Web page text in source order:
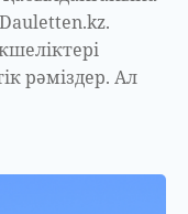
рәміздер. Ал